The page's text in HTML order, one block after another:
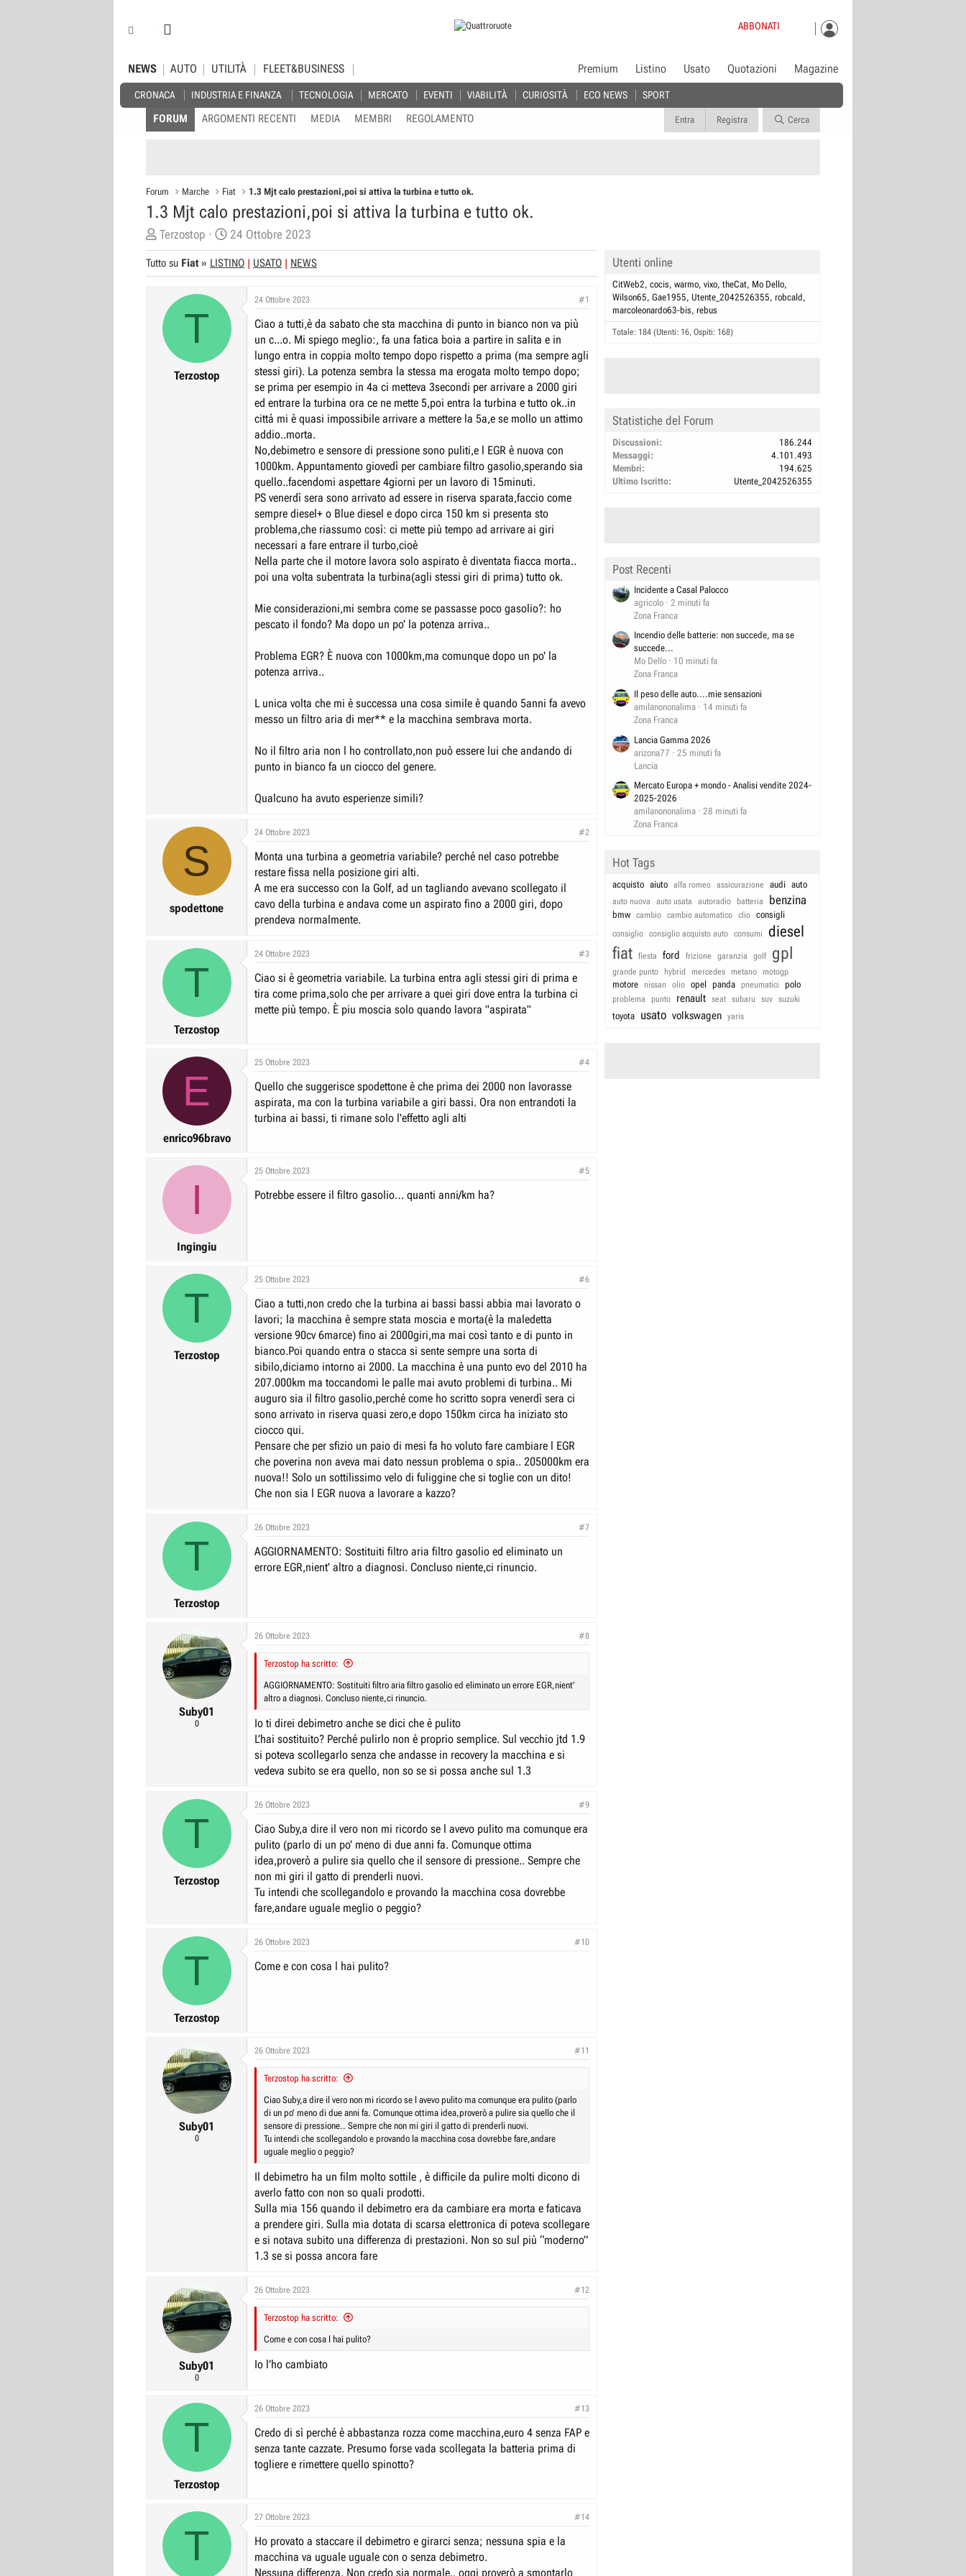
ABBONATI
NEWS
CRONACA INDUSTRIA E FINANZA TECNOLOGIA MERCATO EVENTI VIABILITÀ CURIOSITÀ ECO NEWS SPORT
AUTO UTILITÀ FLEET&BUSINESS Premium Listino Usato Quotazioni Magazine
FORUM ARGOMENTI RECENTI MEDIA MEMBRI REGOLAMENTO Entra Registra Cerca
Forum Marche Fiat 1.3 Mjt calo prestazioni,poi si attiva la turbina e tutto ok.
1.3 Mjt calo prestazioni,poi si attiva la turbina e tutto ok.
C
r
e
o
Terzostop
D
a
t
i
I
24 Ottobre 2023
Tutto su Fiat» LISTINO USATO NEWS
T
Terzostop
24 Ottobre 2023 #1
Ciao a tutti,è da sabato che sta macchina di punto in bianco non va più
un c...o. Mi spiego meglio:, fa una fatica boia a partire in salita e in
lungo entra in coppia molto tempo dopo rispetto a prima (ma sempre agli
stessi giri). La potenza sembra la stessa ma erogata molto tempo dopo;
se prima per esempio in 4a ci metteva 3secondi per arrivare a 2000 giri
ed entrare la turbina ora ce ne mette 5,poi entra la turbina e tutto ok..in
cittá mi è quasi impossibile arrivare a mettere la 5a,e se mollo un attimo
addio..morta.
No,debimetro e sensore di pressione sono puliti,e l EGR è nuova con
1000km. Appuntamento giovedì per cambiare filtro gasolio,sperando sia
quello..facendomi aspettare 4giorni per un lavoro di 15minuti.
PS venerdì sera sono arrivato ad essere in riserva sparata,faccio come
sempre diesel+ o Blue diesel e dopo circa 150 km si presenta sto
problema,che riassumo così: ci mette più tempo ad arrivare ai giri
necessari a fare entrare il turbo,cioè
Nella parte che il motore lavora solo aspirato è diventata fiacca morta..
poi una volta subentrata la turbina(agli stessi giri di prima) tutto ok.
Mie considerazioni,mi sembra come se passasse poco gasolio?: ho
pescato il fondo? Ma dopo un po' la potenza arriva..
Problema EGR? È nuova con 1000km,ma comunque dopo un po' la
potenza arriva..
L unica volta che mi è successa una cosa simile è quando 5anni fa avevo
messo un filtro aria di mer** e la macchina sembrava morta.
No il filtro aria non l ho controllato,non può essere lui che andando di
punto in bianco fa un ciocco del genere.
Qualcuno ha avuto esperienze simili?
S
spodettone
24 Ottobre 2023 #2
Monta una turbina a geometria variabile? perché nel caso potrebbe
restare fissa nella posizione giri alti.
A me era successo con la Golf, ad un tagliando avevano scollegato il
cavo della turbina e andava come un aspirato fino a 2000 giri, dopo
prendeva normalmente.
T
Terzostop
24 Ottobre 2023 #3
Ciao si è geometria variabile. La turbina entra agli stessi giri di prima e
tira come prima,solo che per arrivare a quei giri dove entra la turbina ci
mette più tempo. È piu moscia solo quando lavora "aspirata"
E
enrico96bravo
25 Ottobre 2023 #4
Quello che suggerisce spodettone è che prima dei 2000 non lavorasse
aspirata, ma con la turbina variabile a giri bassi. Ora non entrandoti la
turbina ai bassi, ti rimane solo l'effetto agli alti
I
Ingingiu
25 Ottobre 2023 #5
Potrebbe essere il filtro gasolio… quanti anni/km ha?
T
Terzostop
25 Ottobre 2023 #6
Ciao a tutti,non credo che la turbina ai bassi bassi abbia mai lavorato o
lavori; la macchina è sempre stata moscia e morta(è la maledetta
versione 90cv 6marce) fino ai 2000giri,ma mai così tanto e di punto in
bianco.Poi quando entra o stacca si sente sempre una sorta di
sibilo,diciamo intorno ai 2000. La macchina è una punto evo del 2010 ha
207.000km ma toccandomi le palle mai avuto problemi di turbina.. Mi
auguro sia il filtro gasolio,perché come ho scritto sopra venerdì sera ci
sono arrivato in riserva quasi zero,e dopo 150km circa ha iniziato sto
ciocco qui.
Pensare che per sfizio un paio di mesi fa ho voluto fare cambiare l EGR
che poverina non aveva mai dato nessun problema o spia.. 205000km era
nuova!! Solo un sottilissimo velo di fuliggine che si toglie con un dito!
Che non sia l EGR nuova a lavorare a kazzo?
T
Terzostop
26 Ottobre 2023 #7
AGGIORNAMENTO: Sostituiti filtro aria filtro gasolio ed eliminato un
errore EGR,nient' altro a diagnosi. Concluso niente,ci rinuncio.
Suby01
0
26 Ottobre 2023 #8
Terzostop ha scritto:
AGGIORNAMENTO: Sostituiti filtro aria filtro gasolio ed eliminato un errore EGR,nient'
altro a diagnosi. Concluso niente,ci rinuncio.
Io ti direi debimetro anche se dici che è pulito
L’hai sostituito? Perché pulirlo non è proprio semplice. Sul vecchio jtd 1.9
si poteva scollegarlo senza che andasse in recovery la macchina e si
vedeva subito se era quello, non so se si possa anche sul 1.3
T
Terzostop
26 Ottobre 2023 #9
Ciao Suby,a dire il vero non mi ricordo se l avevo pulito ma comunque era
pulito (parlo di un po' meno di due anni fa. Comunque ottima
idea,proverò a pulire sia quello che il sensore di pressione.. Sempre che
non mi giri il gatto di prenderli nuovi.
Tu intendi che scollegandolo e provando la macchina cosa dovrebbe
fare,andare uguale meglio o peggio?
T
Terzostop
26 Ottobre 2023 #10
Come e con cosa l hai pulito?
Suby01
0
26 Ottobre 2023 #11
Terzostop ha scritto:
Ciao Suby,a dire il vero non mi ricordo se l avevo pulito ma comunque era pulito (parlo
di un po' meno di due anni fa. Comunque ottima idea,proverò a pulire sia quello che il
sensore di pressione.. Sempre che non mi giri il gatto di prenderli nuovi.
Tu intendi che scollegandolo e provando la macchina cosa dovrebbe fare,andare
uguale meglio o peggio?
Il debimetro ha un film molto sottile , è difficile da pulire molti dicono di
averlo fatto con non so quali prodotti.
Sulla mia 156 quando il debimetro era da cambiare era morta e faticava
a prendere giri. Sulla mia dotata di scarsa elettronica di poteva scollegare
e si notava subito una differenza di prestazioni. Non so sul più “moderno”
1.3 se si possa ancora fare
Suby01
0
26 Ottobre 2023 #12
Terzostop ha scritto:
Come e con cosa l hai pulito?
Io l’ho cambiato
T
Terzostop
26 Ottobre 2023 #13
Credo di sì perché è abbastanza rozza come macchina,euro 4 senza FAP e
senza tante cazzate. Presumo forse vada scollegata la batteria prima di
togliere e rimettere quello spinotto?
T
27 Ottobre 2023 #14
Ho provato a staccare il debimetro e girarci senza; nessuna spia e la
macchina va uguale uguale con o senza debimetro.
Nessuna differenza. Non credo sia normale.. oggi proverò a smontarlo
Utenti online
CitWeb2 cocis warmo vixo theCat Mo Dello
Wilson65 Gae1955 Utente_2042526355 robcald
marcoleonardo63-bis rebus
Totale: 184 (Utenti: 16, Ospiti: 168)
Statistiche del Forum
Discussioni
186.244
Messaggi
4.101.493
Membri
194.625
Ultimo Iscritto
Utente_2042526355
Post Recenti
Incidente a Casal Palocco
agricolo
2 minuti fa
Zona Franca
Incendio delle batterie: non succede, ma se
succede...
Mo Dello
10 minuti fa
Zona Franca
Il peso delle auto....mie sensazioni
amilanononalima
14 minuti fa
Zona Franca
Lancia Gamma 2026
arizona77
25 minuti fa
Lancia
Mercato Europa + mondo - Analisi vendite 2024-
2025-2026
amilanononalima
28 minuti fa
Zona Franca
Hot Tags
acquisto aiuto alfa romeo assicurazione audi auto
auto nuova auto usata autoradio batteria benzina
bmw cambio cambio automatico clio consigli
consiglio consiglio acquisto auto consumi diesel
fiat fiesta ford frizione garanzia golf gpl
grande punto hybrid mercedes metano motogp
motore nissan olio opel panda pneumatici polo
problema punto renault seat subaru suv suzuki
toyota usato volkswagen yaris